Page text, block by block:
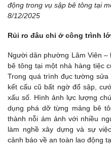
động trong vụ sập bê tông tại
8/12/2025
Rủi ro đâu chỉ ở công trình
Người dân phường Lâm Viên
bê tông tại một nhà hàng tiệc
Trong quá trình đục tường
kết cấu cũ bất ngờ đổ sập,
xấu số. Hình ảnh lực lượng
dụng phá dỡ từng mảng bê
thành nỗi ám ảnh với nhiều
làm nghề xây dựng và sự
cảnh báo về an toàn lao động